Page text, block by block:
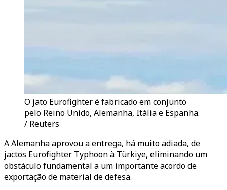
O jato Eurofighter é fabricado em conjunto
pelo Reino Unido, Alemanha, Itália e Espanha.
/ Reuters
A Alemanha aprovou a entrega, há muito adiada, de
jactos Eurofighter Typhoon à Türkiye, eliminando um
obstáculo fundamental a um importante acordo de
exportação de material de defesa.